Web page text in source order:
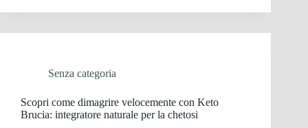
Senza categoria
Scopri come dimagrire velocemente con Keto
Brucia: integratore naturale per la chetosi